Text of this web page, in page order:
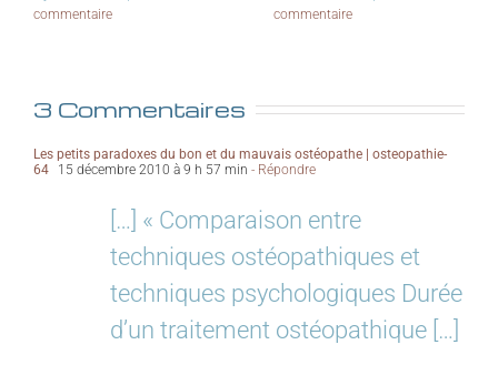
commentaire
commentaire
3 Commentaires
Les petits paradoxes du bon et du mauvais ostéopathe | osteopathie-
64
15 décembre 2010 à 9 h 57 min - Répondre
[…] « Comparaison entre
techniques ostéopathiques et
techniques psychologiques Durée
d’un traitement ostéopathique […]